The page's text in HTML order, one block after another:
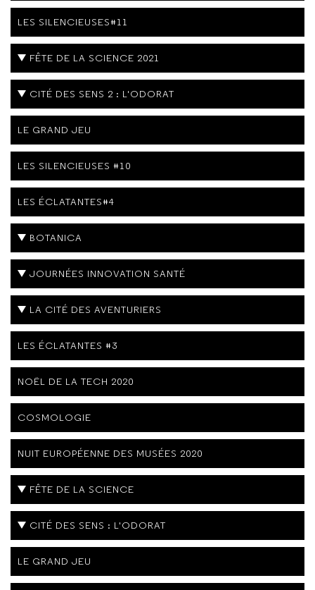
LES SILENCIEUSES#11
FÊTE DE LA SCIENCE 2021
CITÉ DES SENS 2 : L'ODORAT
LE GRAND JEU
LES SILENCIEUSES #10
LES ÉCLATANTES#4
BOTANICA
JOURNÉES INNOVATION SANTÉ
LA CITÉ DES AVENTURIERS
LES ÉCLATANTES #3
NOËL DE LA TECH 2020
COSMOLOGIE
NUIT EUROPÉENNE DES MUSÉES 2020
FÊTE DE LA SCIENCE
CITÉ DES SENS : L'ODORAT
LE GRAND JEU